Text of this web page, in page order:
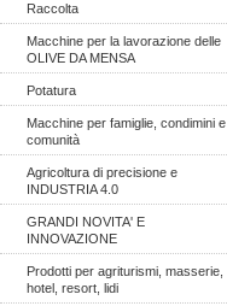
Raccolta
Macchine per la lavorazione delle
OLIVE DA MENSA
Potatura
Macchine per famiglie, condimini e
comunità
Agricoltura di precisione e
INDUSTRIA 4.0
GRANDI NOVITA' E
INNOVAZIONE
Prodotti per agriturismi, masserie,
hotel, resort, lidi